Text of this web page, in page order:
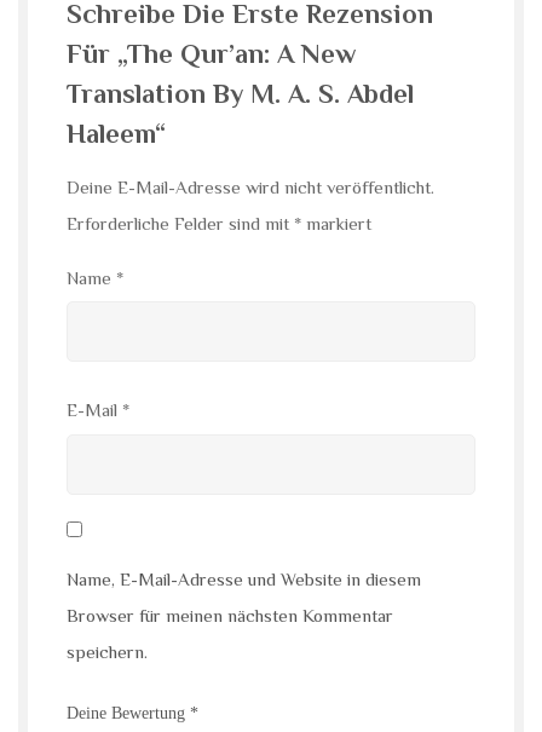
Schreibe Die Erste Rezension
Für „The Qur’an: A New
Translation By M. A. S. Abdel
Haleem“
Deine E-Mail-Adresse wird nicht veröffentlicht.
Erforderliche Felder sind mit * markiert
Name *
E-Mail *
Name, E-Mail-Adresse und Website in diesem
Browser für meinen nächsten Kommentar
speichern.
Deine Bewertung *